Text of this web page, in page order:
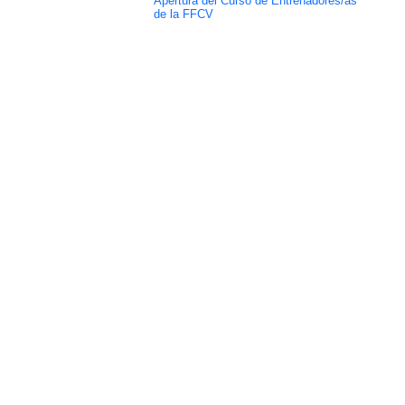
de la FFCV